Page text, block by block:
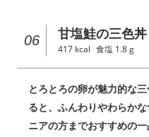
06 甘塩鮭の三色丼
417 kcal 食塩 1.8g
とろとろの卵が魅力的な
ると、ふんわりやわらか
ニアの方までおすすめの一